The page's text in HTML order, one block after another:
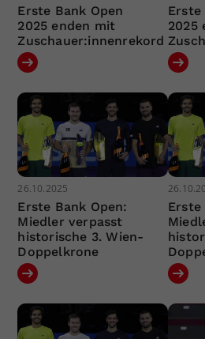
Erste Bank Open
2025 enden mit
Zuschauer:innenrekord
Erste
2025
26.10.2025
Erste Bank Open:
Miedler verpasst
historische 3. Wien-
Doppelkrone
Erste